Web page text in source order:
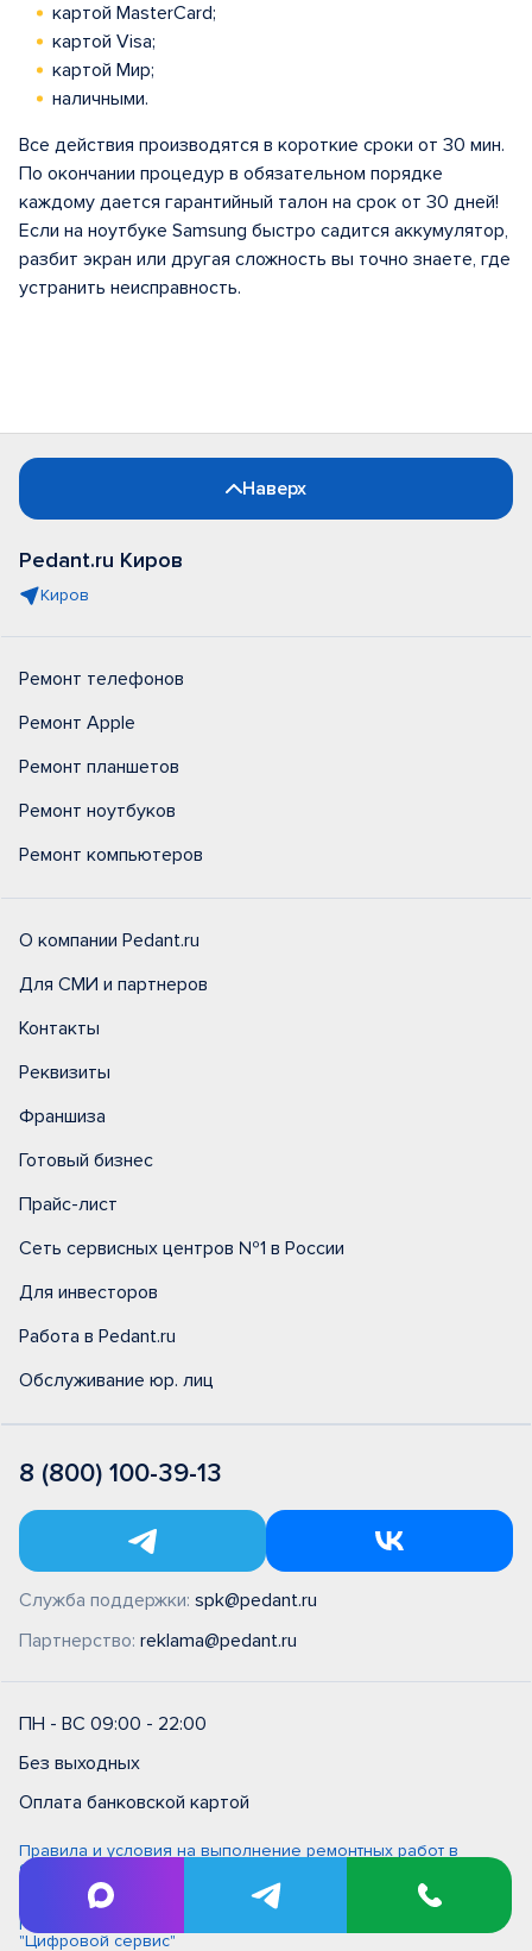
картой MasterCard;
картой Visa;
картой Мир;
наличными.
Все действия производятся в короткие сроки от 30 мин.
По окончании процедур в обязательном порядке
каждому дается гарантийный талон на срок от 30 дней!
Если на ноутбуке Samsung быстро садится аккумулятор,
разбит экран или другая сложность вы точно знаете, где
устранить неисправность.
Наверх
Pedant.ru Киров
Киров
Ремонт телефонов
Ремонт Apple
Ремонт планшетов
Ремонт ноутбуков
Ремонт компьютеров
О компании Pedant.ru
Для СМИ и партнеров
Контакты
Реквизиты
Франшиза
Готовый бизнес
Прайс-лист
Сеть сервисных центров №1 в России
Для инвесторов
Работа в Pedant.ru
Обслуживание юр. лиц
8 (800) 100-39-13
Служба поддержки: spk@pedant.ru
Партнерство: reklama@pedant.ru
ПН - ВС 09:00 - 22:00
Без выходных
Оплата банковской картой
Правила и условия на выполнение ремонтных работ в
сервисном центре типовые (единые)
Политика обработки персональных данных
Политика обработки персональных данных в ООО
"Цифровой сервис"